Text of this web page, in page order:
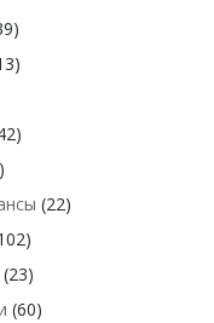
(22)
(23)
(60)